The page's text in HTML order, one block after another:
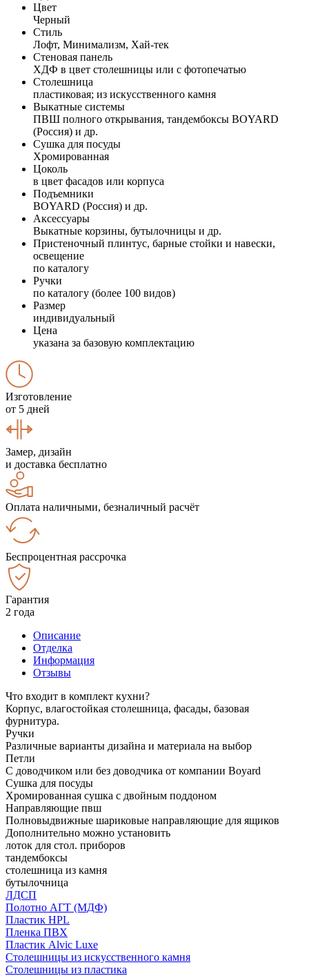
Цвет
Черный
Стиль
Лофт, Минимализм, Хай-тек
Стеновая панель
ХДФ в цвет столешницы или с фотопечатью
Столешница
пластиковая; из искусственного камня
Выкатные системы
ПВШ полного открывания, тандембоксы BOYARD
(Россия) и др.
Сушка для посуды
Хромированная
Цоколь
в цвет фасадов или корпуса
Подъемники
BOYARD (Россия) и др.
Аксессуары
Выкатные корзины, бутылочницы и др.
Пристеночный плинтус, барные стойки и навески,
освещение
по каталогу
Ручки
по каталогу (более 100 видов)
Размер
индивидуальный
Цена
указана за базовую комплектацию
Изготовление
от 5 дней
Замер, дизайн
и доставка бесплатно
Оплата наличными, безналичный расчёт
Беспроцентная рассрочка
Гарантия
2 года
Описание
Отделка
Информация
Отзывы
Что входит в комплект кухни?
Корпус, влагостойкая столешница, фасады, базовая
фурнитура.
Ручки
Различные варианты дизайна и материала на выбор
Петли
С доводчиком или без доводчика от компании Boyard
Сушка для посуды
Хромированная сушка с двойным поддоном
Направляющие пвш
Полновыдвижные шариковые направляющие для ящиков
Дополнительно можно установить
лоток для стол. приборов
тандембоксы
столешница из камня
бутылочница
ЛДСП
Полотно АГТ (МДФ)
Пластик HPL
Пленка ПВХ
Пластик Alvic Luxe
Столешницы из искусственного камня
Столешницы из пластика